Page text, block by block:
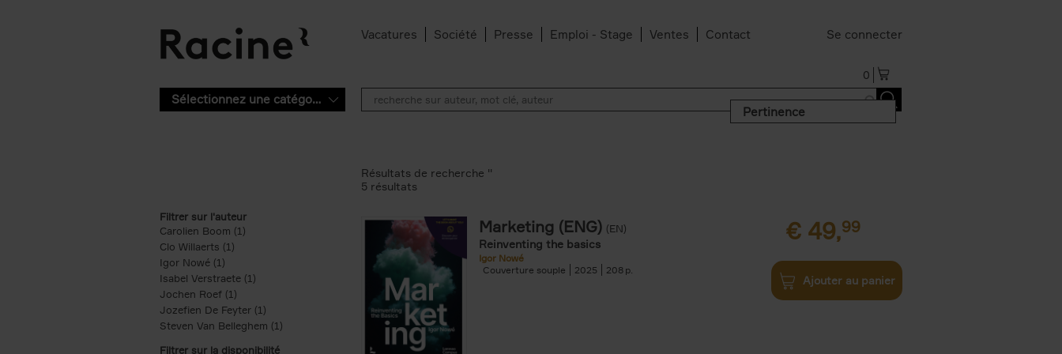
Vacatures Société Presse Emploi - Stage Ventes Contact Se connecter
0
Sélectionnez une catégorie
Pertinence
Filtrer sur l'auteur
Carolien Boom (1)
Clo Willaerts (1)
Igor Nowé (1)
Isabel Verstraete (1) Apply Isabel Verstraete filter
Jochen Roef (1)
Jozefien De Feyter (1) Apply Jozefien De Feyter filter
Steven Van Belleghem (1) Apply Steven Van Belleghem filter
Filtrer sur la disponibilité
Résultats de recherche ''
5 résultats
Marketing (ENG) (EN)
Reinventing the basics
Igor Nowé
Couverture souple
2025 208
€ 49,99
Ajouter au panier